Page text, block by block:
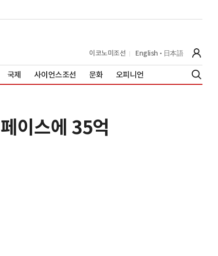
이코노미조선 English 日本語
국제 사이언스조선 문화 오피니언
이스에 35억